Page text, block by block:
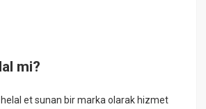
mi?
helal et sunan bir marka olarak hizmet